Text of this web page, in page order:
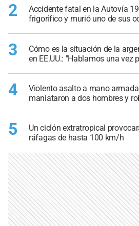
2
Accidente fatal en la Autovía
frigorífico y murió uno de sus
3
Cómo es la situación de la
en EE.UU.: "Hablamos una vez
4
Violento asalto a mano
maniataron a dos hombres y
5
Un ciclón extratropical
ráfagas de hasta 100 km/h